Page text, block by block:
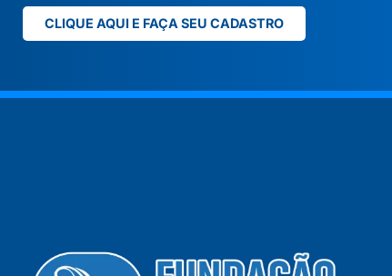
CLIQUE AQUI E FAÇA SEU CADASTRO